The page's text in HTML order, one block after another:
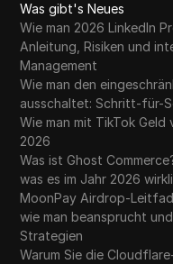
Was gibt's Neues
Wie man 2026 LinkedIn
Anleitung, Risiken und
Management
Wie man den
ausschaltet: Schritt-für-
Wie man mit TikTok
2026
Was ist Ghost
was es im Jahr 2026
MoonPay Airdrop-
wie man beansprucht
Strategien
Warum Sie die